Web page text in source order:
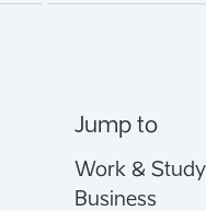
Jump to
Work & Study
Business